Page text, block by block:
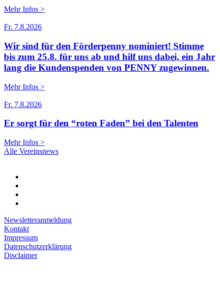
Mehr Infos >
Fr. 7.8.2026
Wir sind für den Förderpenny nominiert! Stimme
bis zum 25.8. für uns ab und hilf uns dabei, ein Jahr
lang die Kundenspenden von PENNY zugewinnen.
Mehr Infos >
Fr. 7.8.2026
Er sorgt für den “roten Faden” bei den Talenten
Mehr Infos >
Alle Vereinsnews
Newsletteranmeldung
Kontakt
Impressum
Datenschutzerklärung
Disclaimer